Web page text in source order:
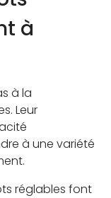
à
à la
Leur
à une variété
réglables font